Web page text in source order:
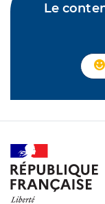
Le